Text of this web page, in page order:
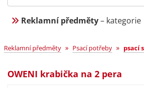
Reklamní předměty– kategorie
Reklamní předměty » Psací potřeby » psací
OWENI krabička na 2 pera